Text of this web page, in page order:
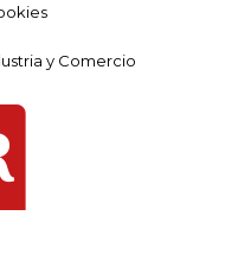
y Comercio